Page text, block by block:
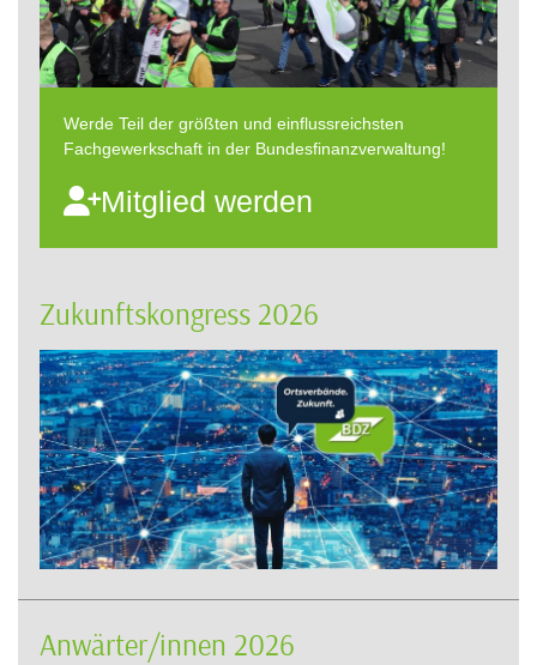
Werde Teil der größten und einflussreichsten
Fachgewerkschaft in der Bundesfinanzverwaltung!
Mitglied werden
Zukunftskongress 2026
Anwärter/innen 2026